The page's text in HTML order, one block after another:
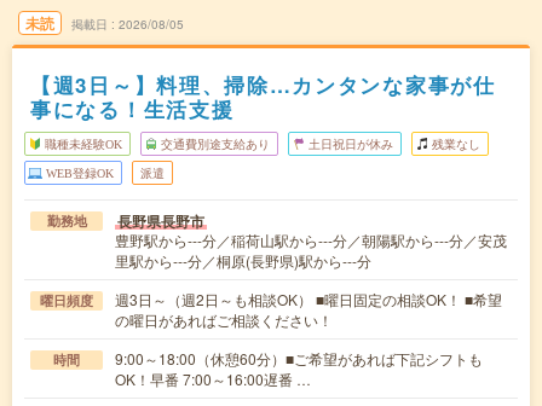
未読 掲載日 2026/08/05
【週3日～】料理、掃除…カンタンな家事が仕
事になる！生活支援
職種未経験OK 交通費別途支給あり 土日祝日が休み 残業なし
WEB登録OK 派遣
勤務地 長野県長野市
豊野駅から---分／稲荷山駅から---分／朝陽駅から---分／安茂
里駅から---分／桐原(長野県)駅から---分
曜日頻度
週3日～（週2日～も相談OK） ■曜日固定の相談OK！ ■希望
の曜日があればご相談ください！
時間
9:00～18:00（休憩60分）■ご希望があれば下記シフトも
OK！早番 7:00～16:00遅番 …